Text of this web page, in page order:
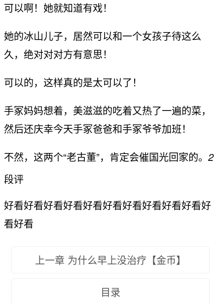
可以啊！她就知道有戏！
她的冰山儿子，居然可以和一个女孩子待这么
久，绝对对对方有意思！
可以的，这样真的是太可以了！
手冢妈妈想着，美滋滋的吃着又热了一遍的菜，
然后还庆幸今天手冢爸爸和手冢爷爷加班！
不然，这两个“老古董”，肯定会催国光回家的。2
段评
好看好看好看好看好看好看好看好看好看好看好
看好看
上一章 为什么早上没治疗【金币】
目录